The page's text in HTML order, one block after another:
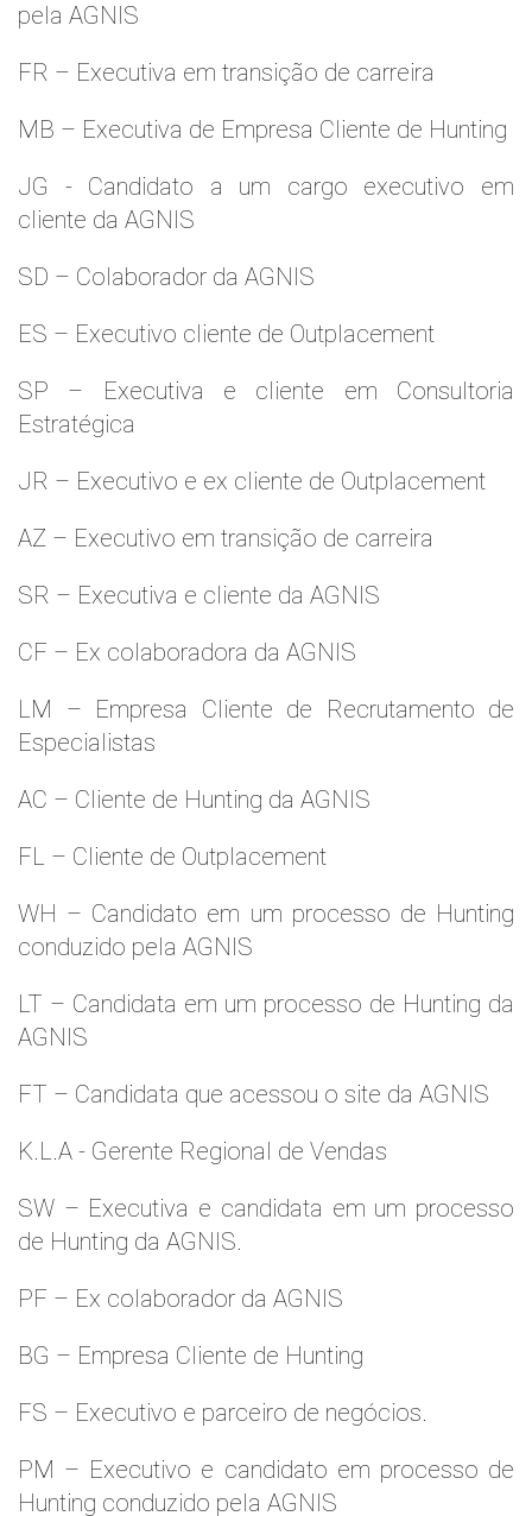
pela AGNIS
FR – Executiva em transição de carreira
MB – Executiva de Empresa Cliente de Hunting
JG - Candidato a um cargo executivo em
cliente da AGNIS
SD – Colaborador da AGNIS
ES – Executivo cliente de Outplacement
SP – Executiva e cliente em Consultoria
Estratégica
JR – Executivo e ex cliente de Outplacement
AZ – Executivo em transição de carreira
SR – Executiva e cliente da AGNIS
CF – Ex colaboradora da AGNIS
LM – Empresa Cliente de Recrutamento de
Especialistas
AC – Cliente de Hunting da AGNIS
FL – Cliente de Outplacement
WH – Candidato em um processo de Hunting
conduzido pela AGNIS
LT – Candidata em um processo de Hunting da
AGNIS
FT – Candidata que acessou o site da AGNIS
K.L.A - Gerente Regional de Vendas
SW – Executiva e candidata em um processo
de Hunting da AGNIS.
PF – Ex colaborador da AGNIS
BG – Empresa Cliente de Hunting
FS – Executivo e parceiro de negócios.
PM – Executivo e candidato em processo de
Hunting conduzido pela AGNIS